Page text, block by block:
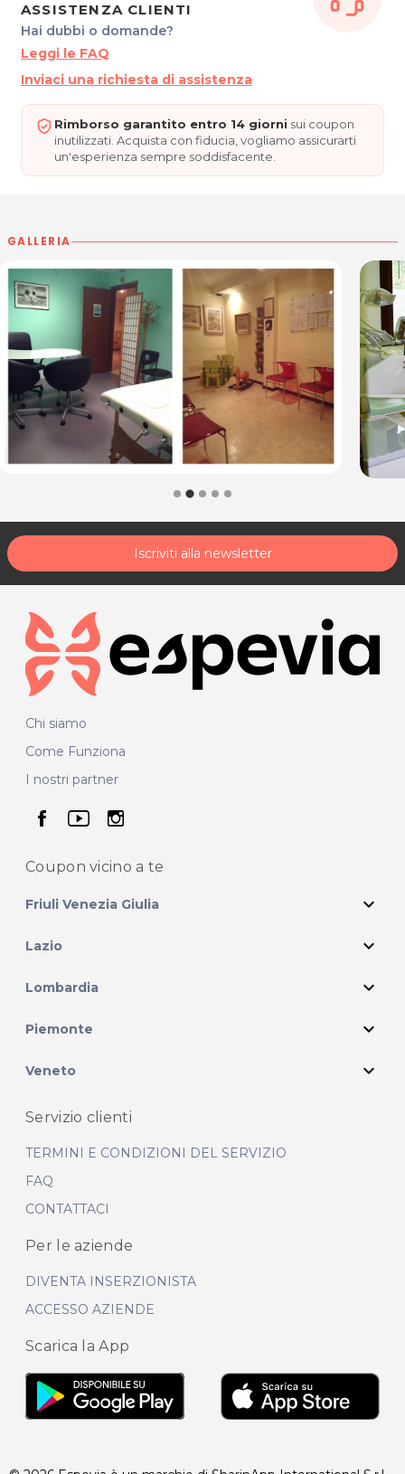
STUDIO DENTISTICO LAMBDA
Via Cincinnato, 1
Feletto Umberto - TAVAGNACCO (UD)
Tel. 0432573937
Per ulteriori informazioni sull'offerta o sulle modalità di
acquisto scrivi aposta@espevia.it
ASSISTENZA CLIENTI
Hai dubbi o domande?
Leggi le FAQ
Inviaci una richiesta di assistenza
Rimborso garantito entro 14 giorni sui coupon
inutilizzati. Acquista con fiducia, vogliamo assicurarti
un'esperienza sempre soddisfacente.
GALLERIA
Iscriviti alla newsletter
Chi siamo
Come Funziona
I nostri partner
seguici su facebook
seguici su youtube
seguici su instagram
Coupon vicino a te
Friuli Venezia Giulia expand_more
Lazio expand_more
Lombardia expand_more
Piemonte expand_more
Veneto expand_more
Servizio clienti
TERMINI E CONDIZIONI DEL SERVIZIO
FAQ
CONTATTACI
Per le aziende
DIVENTA INSERZIONISTA
ACCESSO AZIENDE
Scarica la App